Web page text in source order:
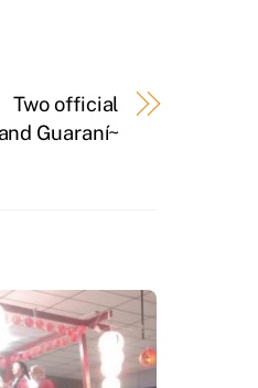
Two official
Guaraní~